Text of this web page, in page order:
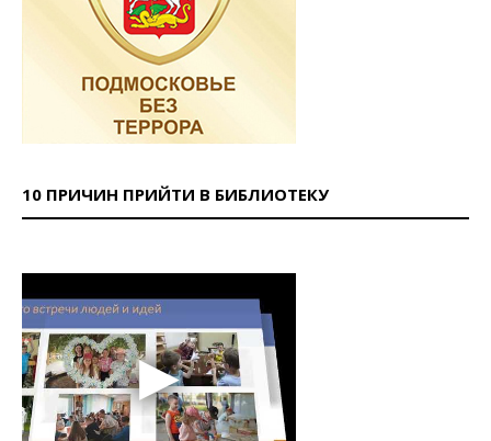
10 ПРИЧИН ПРИЙТИ В БИБЛИОТЕКУ